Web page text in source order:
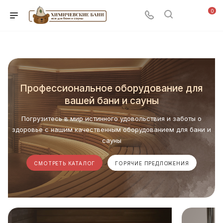
0
Профессиональное оборудование для
вашей бани и сауны
Погрузитесь в мир истинного удовольствия и заботы о
здоровье с нашим качественным оборудованием для бани и
сауны
СМОТРЕТЬ КАТАЛОГ ГОРЯЧИЕ ПРЕДЛОЖЕНИЯ